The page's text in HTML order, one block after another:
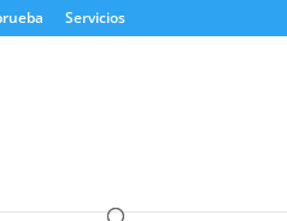
Servicios